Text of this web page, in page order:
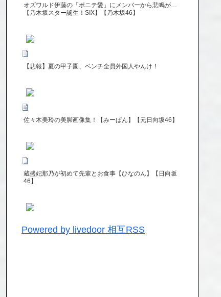
オズワルド伊藤の「ポニテ愛」にメンバーから悲鳴が…
【乃木坂スター誕生！SIX】【乃木坂46】
【悲報】夏の甲子園、ベンチ全員外国人やんけ！
佐々木美玲の美脚画像集！【みーぱん】【元日向坂46】
蔵盛妃那乃が初めて先輩とお食事【ひなのん】【日向坂
46】
Powered by livedoor 相互RSS